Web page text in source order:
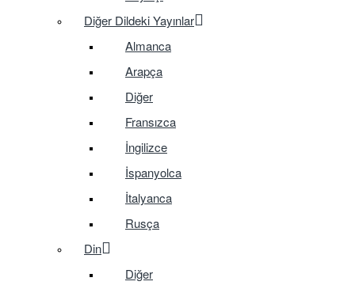
Diğer Dildeki Yayınlar
Almanca
Arapça
Diğer
Fransızca
İngilizce
İspanyolca
İtalyanca
Rusça
Din
Diğer